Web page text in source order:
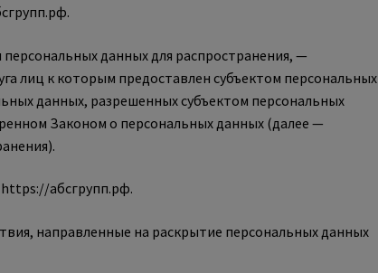
данных для распространения, —
лиц к которым предоставлен субъектом персональных
данных, разрешенных субъектом персональных
Законом о персональных данных (далее —
абсгрупп.рф.
направленные на раскрытие персональных данных